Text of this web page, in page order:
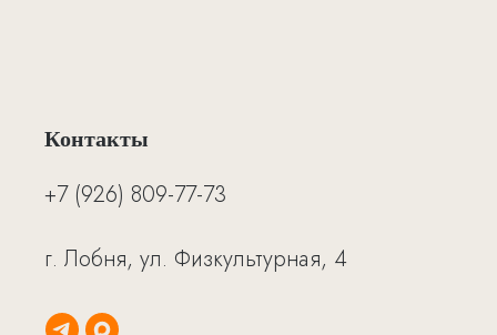
Контакты
+7 (926) 809-77-73
г. Лобня, ул. Физкультурная, 4